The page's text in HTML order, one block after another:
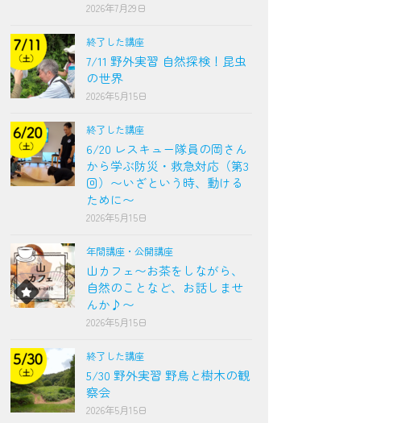
2026年7月29日
終了した講座
7/11 野外実習 自然探検！昆虫
の世界
2026年5月15日
終了した講座
6/20 レスキュー隊員の岡さん
から学ぶ防災・救急対応（第3
回）〜いざという時、動ける
ために〜
2026年5月15日
年間講座・公開講座
山カフェ〜お茶をしながら、
自然のことなど、お話しませ
んか♪〜
2026年5月15日
終了した講座
5/30 野外実習 野鳥と樹木の観
察会
2026年5月15日